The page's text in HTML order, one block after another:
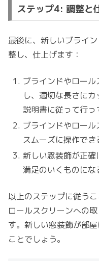
ステップ4: 調整と
最後に、新しいブライ
整し、仕上げます：
ブラインドやロー
し、適切な長さに
説明書に従って行っ
ブラインドやロール
スムーズに操作でき
新しい窓装飾が正
満足のいくものにな
以上のステップに従う
ロールスクリーンへの
す。新しい窓装飾が部
ことでしょう。